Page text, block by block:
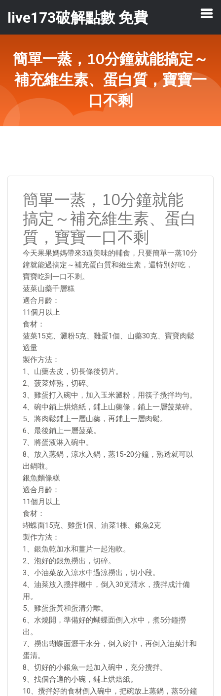
live173破解點數 免費
簡單一蒸，10分鐘就能搞定～
補充維生素、蛋白質，寶寶一
口不剩
簡單一蒸，10分鐘就能
搞定～補充維生素、蛋白
質，寶寶一口不剩
今天果果媽媽帶來3道美味的輔食，只要簡單一蒸10分
鐘就能過搞定～補充蛋白質和維生素，還特別好吃，
寶寶吃到一口不剩。
菠菜山藥千層糕
適合月齡：
11個月以上
食材：
菠菜15克、澱粉5克、雞蛋1個、山藥30克、寶寶肉鬆
適量
製作方法：
1、山藥去皮，切長條後切片。
2、菠菜焯熟，切碎。
3、雞蛋打入碗中，加入玉米澱粉，用筷子攪拌均勻。
4、碗中鋪上烘焙紙，鋪上山藥條，鋪上一層菠菜碎。
5、將肉鬆鋪上一層山藥，再鋪上一層肉鬆。
6、最後鋪上一層菠菜。
7、將蛋液淋入碗中。
8、放入蒸鍋，涼水入鍋，蒸15-20分鐘，熟透就可以
出鍋啦。
銀魚麵條糕
適合月齡：
11個月以上
食材：
蝴蝶面15克、雞蛋1個、油菜1棵、銀魚2克
製作方法：
1、銀魚乾加水和薑片一起泡軟。
2、泡好的銀魚撈出，切碎。
3、小油菜放入涼水中過涼撈出，切小段。
4、油菜放入攪拌機中，倒入30克清水，攪拌成汁備
用。
5、雞蛋蛋黃和蛋清分離。
6、水燒開，準備好的蝴蝶面倒入水中，煮5分鐘撈
出。
7、撈出蝴蝶面瀝干水分，倒入碗中，再倒入油菜汁和
蛋清。
8、切好的小銀魚一起加入碗中，充分攪拌。
9、找個合適的小碗，鋪上烘焙紙。
10、攪拌好的食材倒入碗中，把碗放上蒸鍋，蒸5分鐘